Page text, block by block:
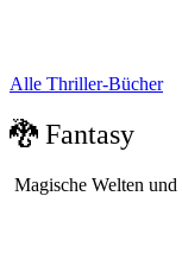
Alle Thriller-Bücher
🐉 Fantasy
Magische Welten und